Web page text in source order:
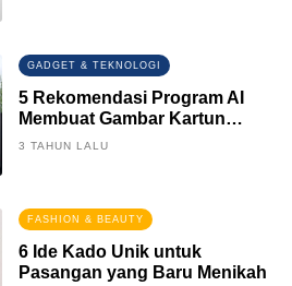
GADGET & TEKNOLOGI
5 Rekomendasi Program AI
Membuat Gambar Kartun
Keren
3 TAHUN LALU
FASHION & BEAUTY
6 Ide Kado Unik untuk
Pasangan yang Baru Menikah